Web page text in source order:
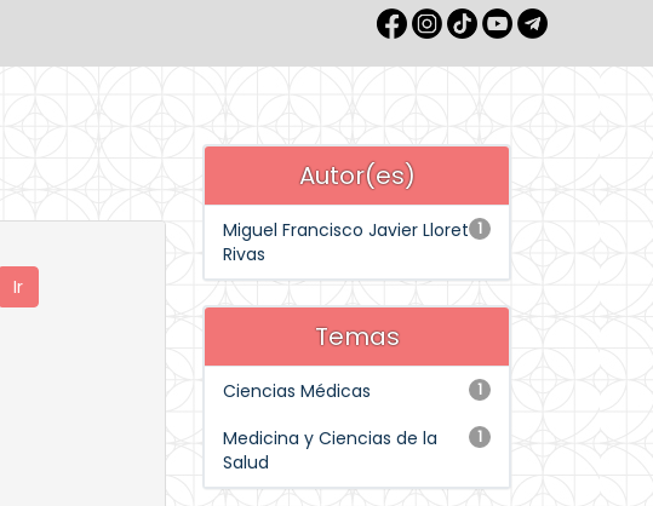
Autor(es)
1
Miguel Francisco Javier Lloret
Rivas
Temas
1
Ciencias Médicas
1
Medicina y Ciencias de la
Salud